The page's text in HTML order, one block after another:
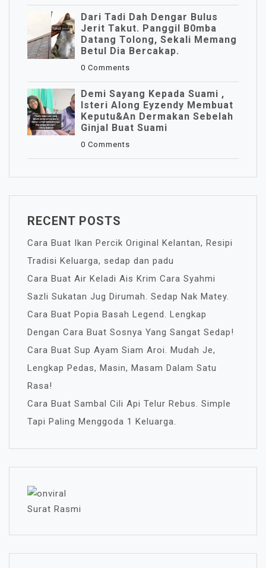
Dari Tadi Dah Dengar Bulus
Jerit Takut. Panggil B0mba
Datang Tolong, Sekali Memang
Betul Dia Bercakap.
0 Comments
Demi Sayang Kepada Suami ,
Isteri Along Eyzendy Membuat
Keputu&an Dermakan Sebelah
Ginjal Buat Suami
0 Comments
RECENT POSTS
Cara Buat Ikan Percik Original Kelantan, Resipi
Tradisi Keluarga, sedap dan padu
Cara Buat Air Keladi Ais Krim Cara Syahmi
Sazli Sukatan Jug Dirumah. Sedap Nak Matey.
Cara Buat Popia Basah Legend. Lengkap
Dengan Cara Buat Sosnya Yang Sangat Sedap!
Cara Buat Sup Ayam Siam Aroi. Mudah Je,
Lengkap Pedas, Masin, Masam Dalam Satu
Rasa!
Cara Buat Sambal Cili Api Telur Rebus. Simple
Tapi Paling Menggoda 1 Keluarga.
Surat Rasmi